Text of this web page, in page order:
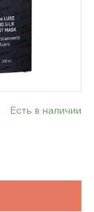
Есть в наличии